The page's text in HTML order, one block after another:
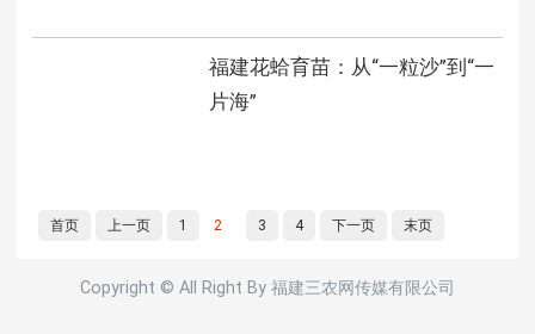
福建花蛤育苗：从“一粒沙”到“一
片海”
首页 上一页 1 2 3 4 下一页 末页
Copyright © All Right By 福建三农网传媒有限公司